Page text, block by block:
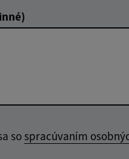
sospracúvaním